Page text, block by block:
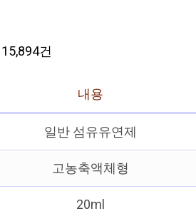
15,894건
내용
일반 섬유유연제
고농축액체형
20ml